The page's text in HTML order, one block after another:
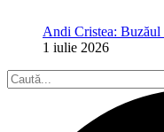
Andi Cristea: Buzăul
1 iulie 2026